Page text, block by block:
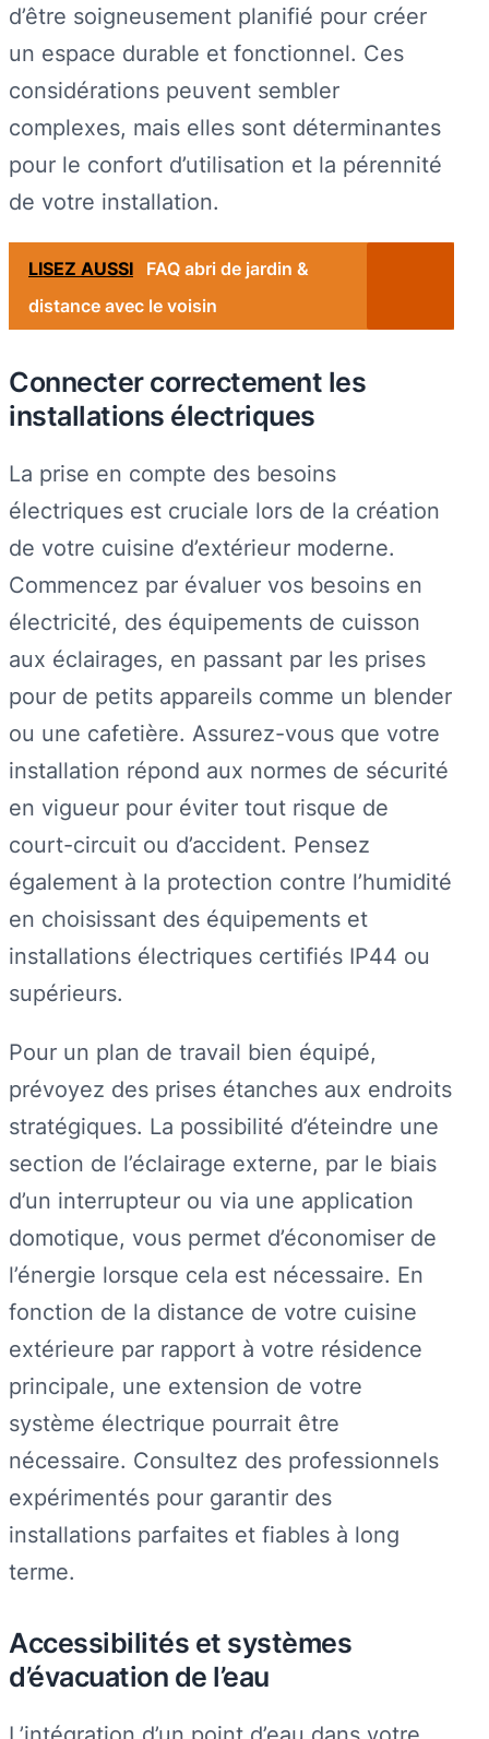
d’être soigneusement planifié pour créer
un espace durable et fonctionnel. Ces
considérations peuvent sembler
complexes, mais elles sont déterminantes
pour le confort d’utilisation et la pérennité
de votre installation.
LISEZ AUSSI
FAQ abri de jardin &
distance avec le voisin
Connecter correctement les
installations électriques
La prise en compte des besoins
électriques est cruciale lors de la création
de votre cuisine d’extérieur moderne.
Commencez par évaluer vos besoins en
électricité, des équipements de cuisson
aux éclairages, en passant par les prises
pour de petits appareils comme un blender
ou une cafetière. Assurez-vous que votre
installation répond aux normes de sécurité
en vigueur pour éviter tout risque de
court-circuit ou d’accident. Pensez
également à la protection contre l’humidité
en choisissant des équipements et
installations électriques certifiés IP44 ou
supérieurs.
Pour un plan de travail bien équipé,
prévoyez des prises étanches aux endroits
stratégiques. La possibilité d’éteindre une
section de l’éclairage externe, par le biais
d’un interrupteur ou via une application
domotique, vous permet d’économiser de
l’énergie lorsque cela est nécessaire. En
fonction de la distance de votre cuisine
extérieure par rapport à votre résidence
principale, une extension de votre
système électrique pourrait être
nécessaire. Consultez des professionnels
expérimentés pour garantir des
installations parfaites et fiables à long
terme.
Accessibilités et systèmes
d’évacuation de l’eau